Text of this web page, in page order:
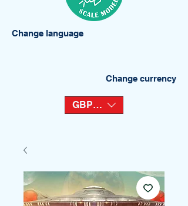
Change language
Change currency
GBP (£)